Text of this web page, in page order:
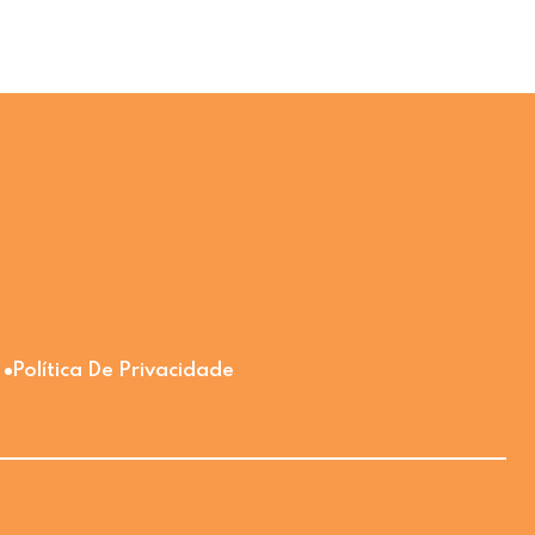
Política De Privacidade